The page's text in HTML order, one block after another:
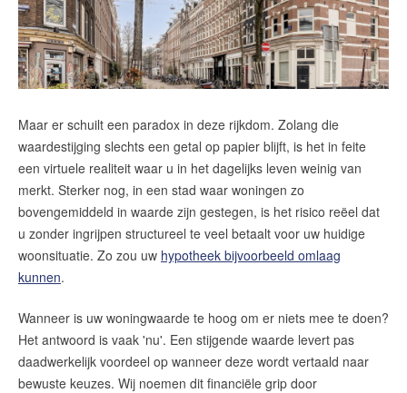
Blog
De Amsterdamse woningmarkt
verandert
Amsterdam
Maak een afspraak
Makelaars van Amsterdam
amsterdam@makelaarsvan.nl
+31 (0)20 333 11 10
English?
Maar er schuilt een paradox in deze rijkdom. Zolang die
waardestijging slechts een getal op papier blijft, is het in feite
een virtuele realiteit waar u in het dagelijks leven weinig van
merkt. Sterker nog, in een stad waar woningen zo
bovengemiddeld in waarde zijn gestegen, is het risico reëel dat
u zonder ingrijpen structureel te veel betaalt voor uw huidige
woonsituatie. Zo zou uw hypotheek bijvoorbeeld omlaag
kunnen.
Wanneer is uw woningwaarde te hoog om er niets mee te doen?
Het antwoord is vaak 'nu'. Een stijgende waarde levert pas
daadwerkelijk voordeel op wanneer deze wordt vertaald naar
bewuste keuzes. Wij noemen dit financiële grip door